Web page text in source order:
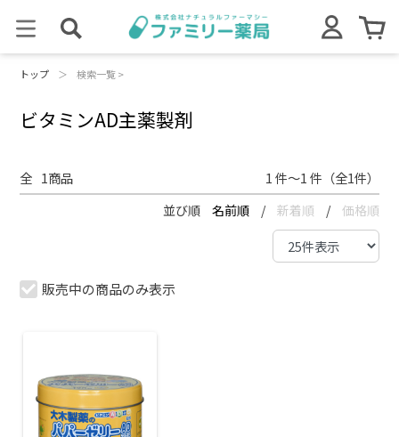
トップ ＞ 検索一覧 >
ビタミンAD主薬製剤
全 1商品 1 件～1 件（全1件）
並び順 名前順 / 新着順 / 価格順
販売中の商品のみ表示